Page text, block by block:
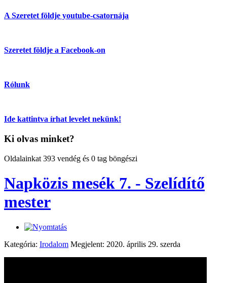
A Szeretet földje youtube-csatornája
Szeretet földje a Facebook-on
Rólunk
Ide kattintva írhat levelet nekünk!
Ki olvas minket?
Oldalainkat 393 vendég és 0 tag böngészi
Napközis mesék 7. - Szelídítő
mester
Kategória: Irodalom Megjelent: 2020. április 29. szerda